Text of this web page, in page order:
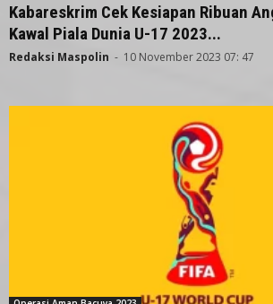
Kabareskrim Cek Kesiapan Ribuan
Kawal Piala Dunia U-17 2023...
Redaksi Maspolin - 10 November 2023 07: 47